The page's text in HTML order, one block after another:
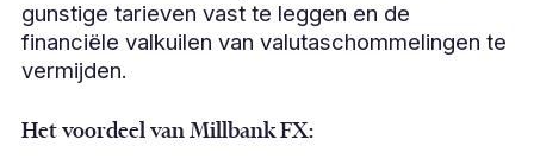
gunstige tarieven vast te leggen en de
financiële valkuilen van valutaschommelingen te
vermijden.
Het voordeel van Millbank FX: